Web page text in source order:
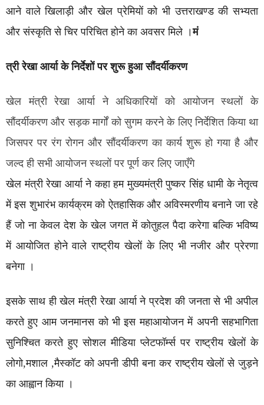
आने वाले खिलाड़ी और खेल प्रेमियों को भी उत्तराखण्ड की सभ्यता
और संस्कृति से चिर परिचित होने का अवसर मिले ।मं
त्री रेखा आर्या के निर्देशों पर शुरू हुआ सौंदर्यीकरण
खेल मंत्री रेखा आर्या ने अधिकारियों को आयोजन स्थलों के
सौंदर्यीकरण और सड़क मार्गों को सुगम करने के लिए निर्देशित किया था
जिसपर पर रंग रोगन और सौंदर्यीकरण का कार्य शुरू हो गया है और
जल्द ही सभी आयोजन स्थलों पर पूर्ण कर लिए जाएँगे
खेल मंत्री रेखा आर्या ने कहा हम मुख्यमंत्री पुष्कर सिंह धामी के नेतृत्व
में इस शुभारंभ कार्यक्रम को ऐतहासिक और अविस्मरणीय बनाने जा रहे
हैं जो ना केवल देश के खेल जगत में कोतुहल पैदा करेगा बल्कि भविष्य
में आयोजित होने वाले राष्ट्रीय खेलों के लिए भी नजीर और प्रेरणा
बनेगा ।
इसके साथ ही खेल मंत्री रेखा आर्या ने प्रदेश की जनता से भी अपील
करते हुए आम जनमानस को भी इस महाआयोजन में अपनी सहभागिता
सुनिश्चित करते हुए सोशल मीडिया प्लेटफॉर्म्स पर राष्ट्रीय खेलों के
लोगो,मशाल ,मैस्कॉट को अपनी डीपी बना कर राष्ट्रीय खेलों से जुड़ने
का आह्वान किया ।